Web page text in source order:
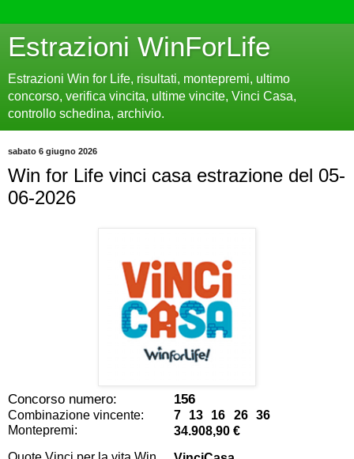
Estrazioni WinForLife
Estrazioni Win for Life, risultati, montepremi, ultimo
concorso, verifica vincita, ultime vincite, Vinci Casa,
controllo schedina, archivio.
sabato 6 giugno 2026
Win for Life vinci casa estrazione del 05-
06-2026
Concorso numero: 156
Combinazione vincente:
7 13 16 26 36
Montepremi:
34.908,90 €